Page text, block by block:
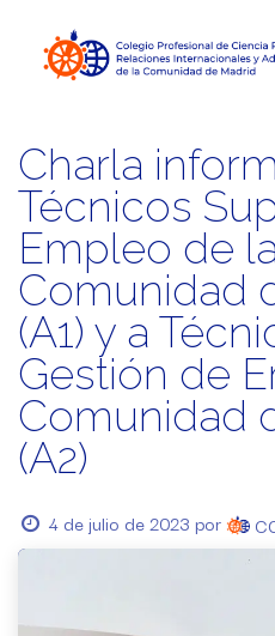
Charla
Técnicos
Empleo de
Comunidad
(A1) y a
Gestión de
Comunidad
(A2)
4 de julio de 2023 por